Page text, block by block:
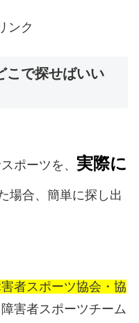
ンク
こで探せばいい
ポーツを、 実際に
場合、簡単に探し出
者スポーツ協会・協
害者スポーツチーム